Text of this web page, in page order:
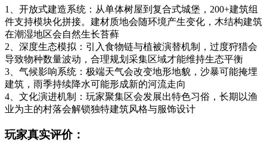
1、开放式建造系统：从单体树屋到复合式城堡，200+建筑组
件支持模块化拼接。建材质地会随环境产生变化，木结构建筑
在潮湿地区会自然生长苔藓
2、深度生态模拟：引入食物链与植被演替机制，过度狩猎会
导致物种数量波动，合理规划采集区域才能维持生态平衡
3、气候影响系统：极端天气会改变地形地貌，沙暴可能掩埋
建筑，雨季持续降水可能形成新的河流走向
4、文化演进机制：玩家聚集区会发展出特色习俗，长期以渔
业为主的村落会解锁独特建筑风格与服饰设计
玩家真实评价：